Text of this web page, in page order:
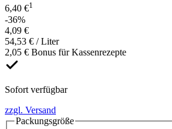
6,40 €1
-36%
4,09 €
54,53 € / Liter
2,05 € Bonus für Kassenrezepte
Sofort verfügbar
zzgl. Versand
Packungsgröße